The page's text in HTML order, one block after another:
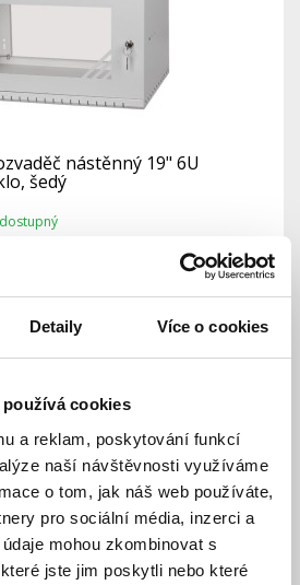
Detaily Více o cookies
cookies
a reklam, poskytování funkcí
naší návštěvnosti využíváme
o tom, jak náš web používáte,
pro sociální média, inzerci a
mohou zkombinovat s
jste jim poskytli nebo které
nástěnný 19" 6U
šedý
2 093 Kč